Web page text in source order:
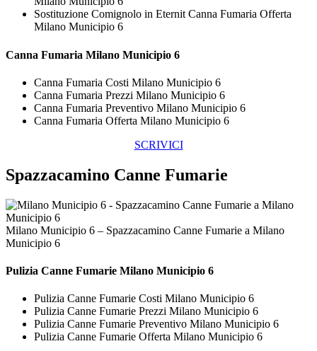
Sostituzione Comignolo in Eternit Canna Fumaria Offerta
Milano Municipio 6
Canna Fumaria Milano Municipio 6
Canna Fumaria Costi Milano Municipio 6
Canna Fumaria Prezzi Milano Municipio 6
Canna Fumaria Preventivo Milano Municipio 6
Canna Fumaria Offerta Milano Municipio 6
SCRIVICI
Spazzacamino Canne Fumarie
Milano Municipio 6 – Spazzacamino Canne Fumarie a Milano
Municipio 6
Pulizia Canne Fumarie Milano Municipio 6
Pulizia Canne Fumarie Costi Milano Municipio 6
Pulizia Canne Fumarie Prezzi Milano Municipio 6
Pulizia Canne Fumarie Preventivo Milano Municipio 6
Pulizia Canne Fumarie Offerta Milano Municipio 6